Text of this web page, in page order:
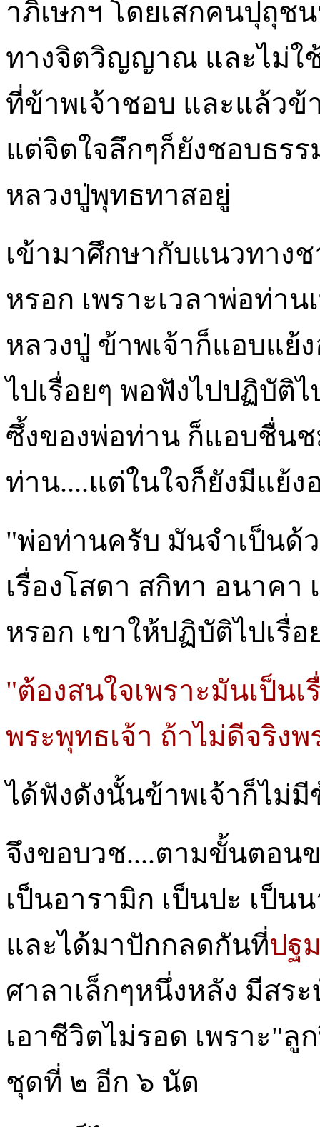
าภิเษกฯ โดยเสกคนปุถุช
ทางจิตวิญญาณ และไม่ใ
ที่ข้าพเจ้าชอบ และแล้วข้
แต่จิตใจลึกๆก็ยังชอบธรร
หลวงปู่พุทธทาสอยู่
เข้ามาศึกษากับแนวทาง
หรอก เพราะเวลาพ่อท่า
หลวงปู่ ข้าพเจ้าก็แอบแย้
ไปเรื่อยๆ พอฟังไปปฏิบัติ
ซึ้งของพ่อท่าน ก็แอบชื่น
ท่าน....แต่ในใจก็ยังมีแย้ง
"พ่อท่านครับ มันจำเป็นด้
เรื่องโสดา สกิทา อนาคา
หรอก เขาให้ปฏิบัติไปเรื่อ
"ต้องสนใจเพราะมันเป็น
พระพุทธเจ้า ถ้าไม่ดีจริง
ได้ฟังดังนั้นข้าพเจ้าก็ไม่
จึงขอบวช....ตามขั้นตอน
เป็นอารามิก เป็นปะ เป็
และได้มาปักกลดกันที่ปฐ
ศาลาเล็กๆหนึ่งหลัง มีสร
เอาชีวิตไม่รอด เพราะ"
ชุดที่ ๒ อีก ๖ นัด